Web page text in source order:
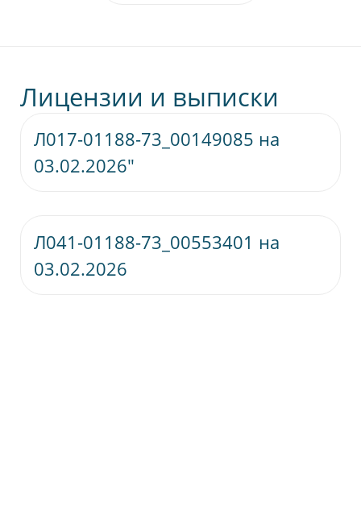
Лицензии и выписки
Л017-01188-73_00149085 на
03.02.2026"
Л041-01188-73_00553401 на
03.02.2026